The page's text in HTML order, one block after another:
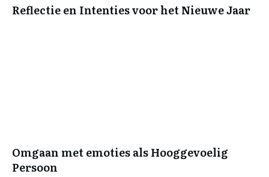
Reflectie en Intenties voor het Nieuwe Jaar
Omgaan met emoties als Hooggevoelig
Persoon